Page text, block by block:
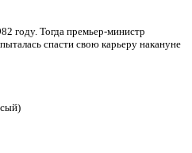
году. Тогда премьер-министр
спасти свою карьеру накануне